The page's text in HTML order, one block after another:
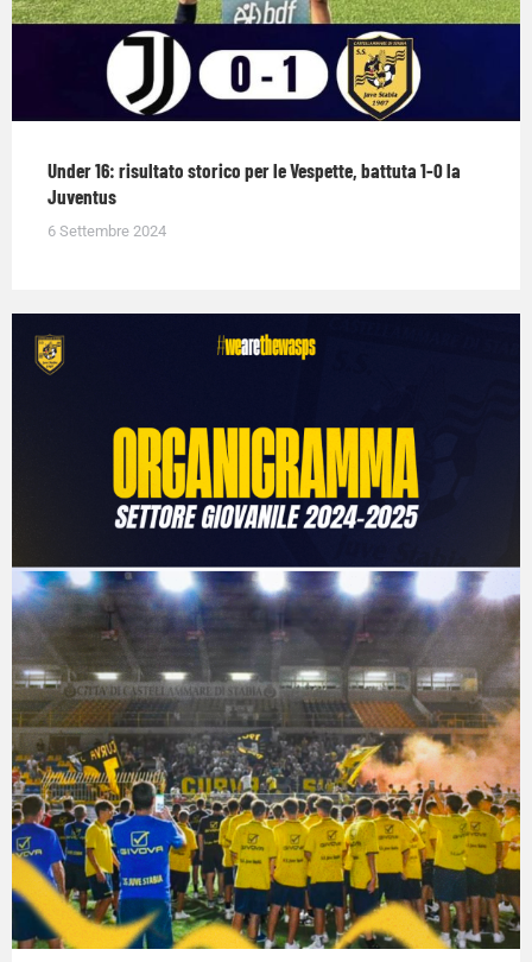
Under 16: risultato storico per le Vespette, battuta 1-0 la
Juventus
6 Settembre 2024